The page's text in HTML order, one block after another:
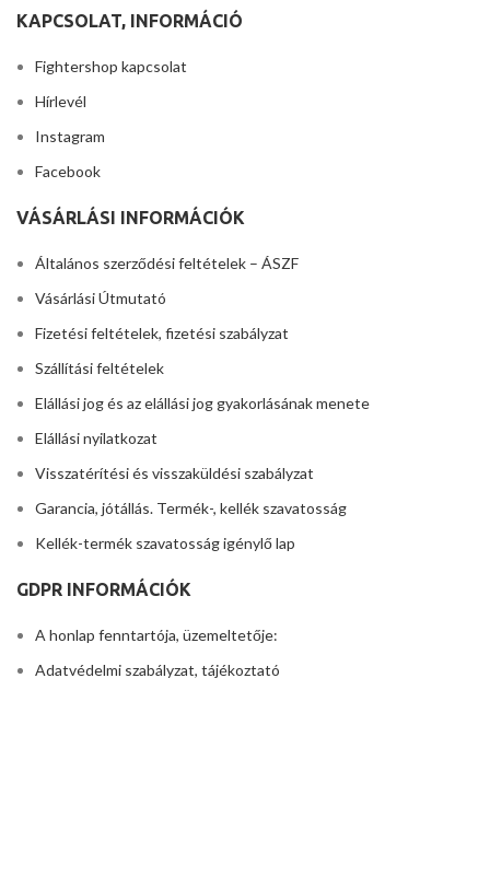
KAPCSOLAT, INFORMÁCIÓ
Fightershop kapcsolat
Hírlevél
Instagram
Facebook
VÁSÁRLÁSI INFORMÁCIÓK
Általános szerződési feltételek – ÁSZF
Vásárlási Útmutató
Fizetési feltételek, fizetési szabályzat
Szállítási feltételek
Elállási jog és az elállási jog gyakorlásának menete
Elállási nyilatkozat
Visszatérítési és visszaküldési szabályzat
Garancia, jótállás. Termék-, kellék szavatosság
Kellék-termék szavatosság igénylő lap
GDPR INFORMÁCIÓK
A honlap fenntartója, üzemeltetője:
Adatvédelmi szabályzat, tájékoztató